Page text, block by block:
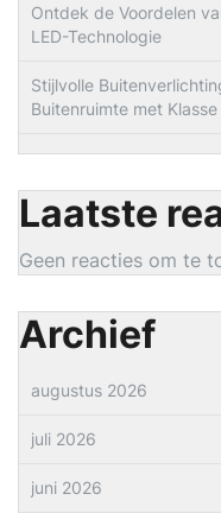
Ontdek de Voordelen
LED-Technologie
Stijlvolle
Buitenruimte met Klasse
Laatste
Geen reacties om te
Archief
augustus 2026
juli 2026
juni 2026